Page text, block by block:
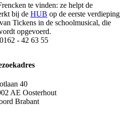
te vinden: ze helpt de
bij de HUB op de eerste verdieping
Tickens in de schoolmusical, die
opgevoerd.
0162 - 42 63 55
40
AE Oosterhout
Brabant